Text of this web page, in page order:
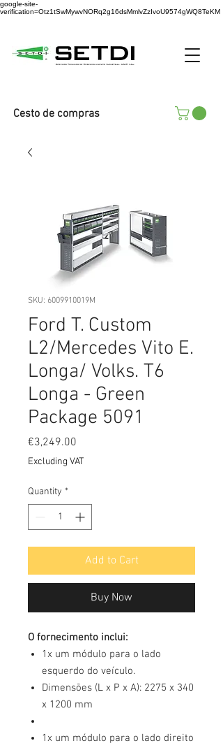
google-site-
verification=Otz1tSwMywvNORq2g16dsMmlvZzIvoU9574gWQ8TeKM
Cesto de compras
SKU: 6009910019M
Ford T. Custom
L2/Mercedes Vito E.
Longa/ Volks. T6
Longa - Green
Package 5091
€3,249.00
Excluding VAT
Quantity *
Add to Cart
Buy Now
O fornecimento inclui:
1x um módulo para o lado
esquerdo do veículo.
Dimensões (L x P x A): 2275 x 340
x 1200 mm
1x um módulo para o lado direito